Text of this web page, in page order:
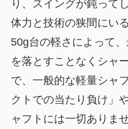
り、スイングが鈍って
体力と技術の狭間にい
50g台の軽さによって
を落とすことなくシャ
で、一般的な軽量シャ
クトでの当たり負け」
ャフトには一切ありま